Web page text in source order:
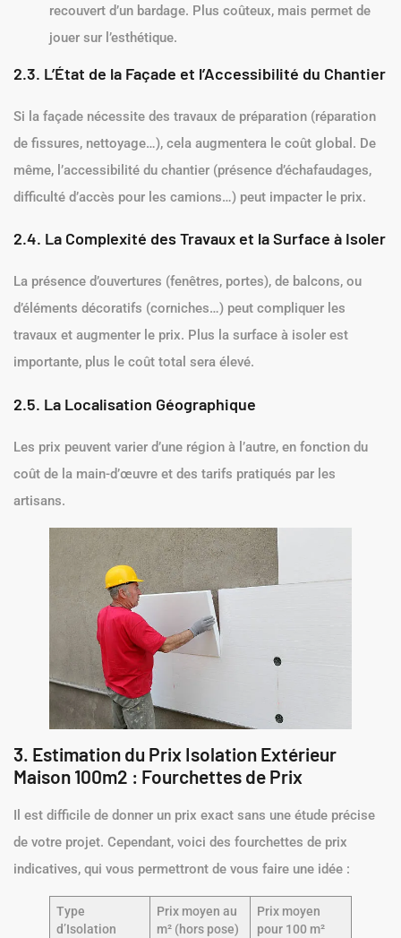
recouvert d’un bardage. Plus coûteux, mais permet de
jouer sur l’esthétique.
2.3. L’État de la Façade et l’Accessibilité du Chantier
Si la façade nécessite des travaux de préparation (réparation
de fissures, nettoyage…), cela augmentera le coût global. De
même, l’accessibilité du chantier (présence d’échafaudages,
difficulté d’accès pour les camions…) peut impacter le prix.
2.4. La Complexité des Travaux et la Surface à Isoler
La présence d’ouvertures (fenêtres, portes), de balcons, ou
d’éléments décoratifs (corniches…) peut compliquer les
travaux et augmenter le prix. Plus la surface à isoler est
importante, plus le coût total sera élevé.
2.5. La Localisation Géographique
Les prix peuvent varier d’une région à l’autre, en fonction du
coût de la main-d’œuvre et des tarifs pratiqués par les
artisans.
3. Estimation du Prix Isolation Extérieur
Maison 100m2 : Fourchettes de Prix
Il est difficile de donner un prix exact sans une étude précise
de votre projet. Cependant, voici des fourchettes de prix
indicatives, qui vous permettront de vous faire une idée :
Type
d’Isolation
Prix moyen au
m² (hors pose)
Prix moyen
pour 100 m²